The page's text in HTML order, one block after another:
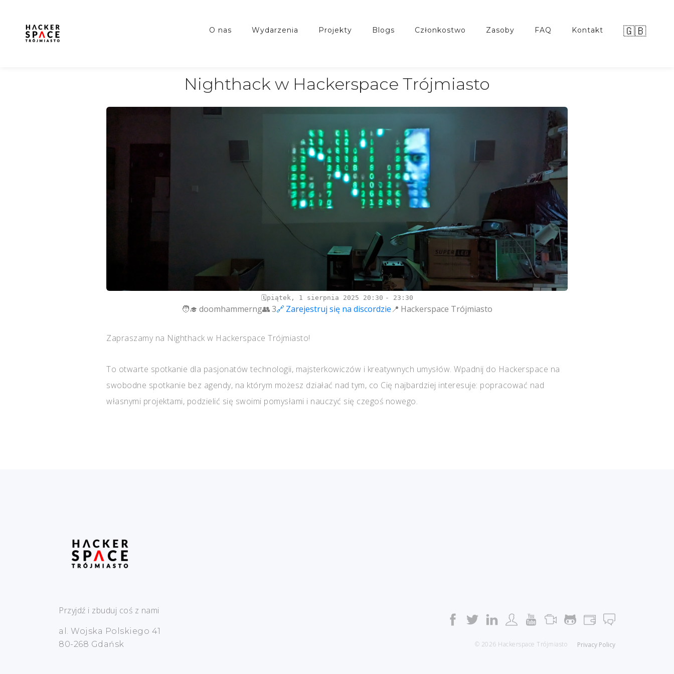
o nas wydarzenia projekty blogs członkostwo zasoby FAQ kontakt 🇬🇧
Nighthack w Hackerspace Trójmiasto
piątek, 1 sierpnia 2025 20:30 23:30
doomhammerng 3 Zarejestruj się na discordzie Hackerspace Trójmiasto
Zapraszamy na Nighthack w Hackerspace Trójmiasto!
To otwarte spotkanie dla pasjonatów technologii, majsterkowiczów i kreatywnych umysłów. Wpadnij do Hackerspace na
swobodne spotkanie bez agendy, na którym możesz działać nad tym, co Cię najbardziej interesuje: popracować nad
własnymi projektami, podzielić się swoimi pomysłami i nauczyć się czegoś nowego.
Przyjdź i zbuduj coś z nami
al. Wojska Polskiego 41
80-268 Gdańsk
© 2026 Hackerspace Trójmiasto Privacy Policy